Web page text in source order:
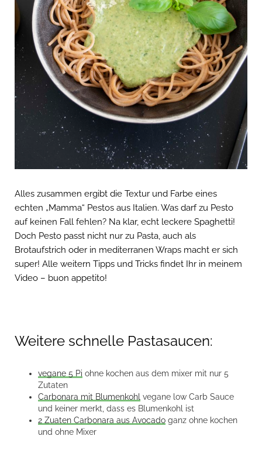
Alles zusammen ergibt die Textur und Farbe eines
echten „Mamma“ Pestos aus Italien. Was darf zu Pesto
auf keinen Fall fehlen? Na klar, echt leckere Spaghetti!
Doch Pesto passt nicht nur zu Pasta, auch als
Brotaufstrich oder in mediterranen Wraps macht er sich
super! Alle weitern Tipps und Tricks findet Ihr in meinem
Video – buon appetito!
Weitere schnelle Pastasaucen:
vegane 5 Pi ohne kochen aus dem mixer mit nur 5
Zutaten
Carbonara mit Blumenkohl vegane low Carb Sauce
und keiner merkt, dass es Blumenkohl ist
2 Zuaten Carbonara aus Avocado ganz ohne kochen
und ohne Mixer